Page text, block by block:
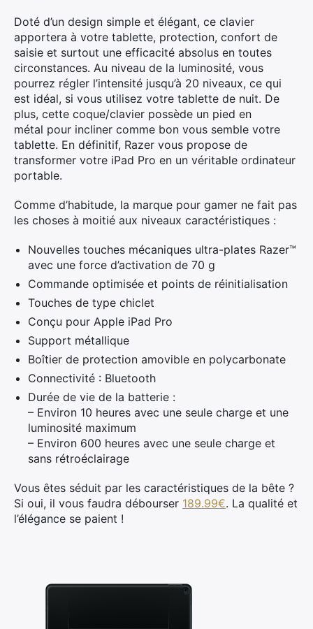
Doté d’un design simple et élégant, ce clavier
apportera à votre tablette, protection, confort de
saisie et surtout une efficacité absolus en toutes
circonstances. Au niveau de la luminosité, vous
pourrez régler l’intensité jusqu’à 20 niveaux, ce qui
est idéal, si vous utilisez votre tablette de nuit. De
plus, cette coque/clavier possède un pied en
métal pour incliner comme bon vous semble votre
tablette. En définitif, Razer vous propose de
transformer votre iPad Pro en un véritable ordinateur
portable.
Comme d’habitude, la marque pour gamer ne fait pas
les choses à moitié aux niveaux caractéristiques :
Nouvelles touches mécaniques ultra-plates Razer™
avec une force d’activation de 70 g
Commande optimisée et points de réinitialisation
Touches de type chiclet
Conçu pour Apple iPad Pro
Support métallique
Boîtier de protection amovible en polycarbonate
Connectivité : Bluetooth
Durée de vie de la batterie :
– Environ 10 heures avec une seule charge et une
luminosité maximum
– Environ 600 heures avec une seule charge et
sans rétroéclairage
Vous êtes séduit par les caractéristiques de la bête ?
Si oui, il vous faudra débourser 189.99€. La qualité et
l’élégance se paient !